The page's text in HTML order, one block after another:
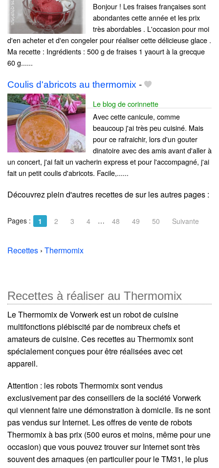
Bonjour ! Les fraises françaises sont
abondantes cette année et les prix
très abordables . L'occasion pour moi
d'en acheter et d'en congeler pour réaliser cette délicieuse glace .
Ma recette : Ingrédients : 500 g de fraises 1 yaourt à la grecque
60 g......
Coulis d'abricots au thermomix -
Le blog de corinnette
Avec cette canicule, comme
beaucoup j'ai très peu cuisiné. Mais
pour ce rafraichir, lors d'un gouter
dinatoire avec des amis avant d'aller à
un concert, j'ai fait un vacherin express et pour l'accompagné, j'ai
fait un petit coulis d'abricots. Facile,......
Découvrez plein d'autres recettes desur les autres pages :
Pages : 1 2 3 4 … 48 49 50 Suivante
Recettes › Thermomix
Recettes à réaliser au Thermomix
Le Thermomix de Vorwerk est un robot de cuisine
multifonctions plébiscité par de nombreux chefs et
amateurs de cuisine. Ces recettes au Thermomix sont
spécialement conçues pour être réalisées avec cet
appareil.
Attention : les robots Thermomix sont vendus
exclusivement par des conseillers de la société Vorwerk
qui viennent faire une démonstration à domicile. Ils ne sont
pas vendus sur Internet. Les offres de vente de robots
Thermomix à bas prix (500 euros et moins, même pour une
occasion) que vous pouvez trouver sur Internet sont très
souvent des arnaques (en particulier pour le TM31, le plus